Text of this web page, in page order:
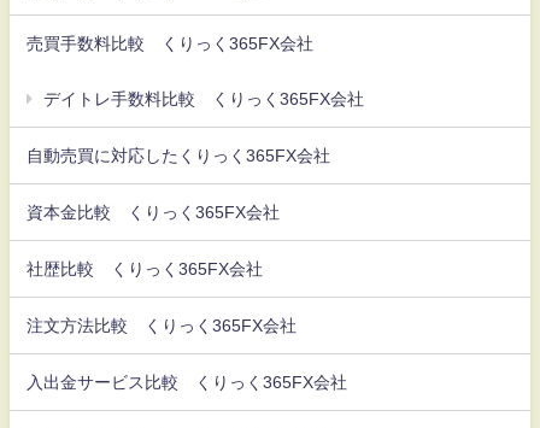
売買手数料比較 くりっく365FX会社
デイトレ手数料比較 くりっく365FX会社
自動売買に対応したくりっく365FX会社
資本金比較 くりっく365FX会社
社歴比較 くりっく365FX会社
注文方法比較 くりっく365FX会社
入出金サービス比較 くりっく365FX会社